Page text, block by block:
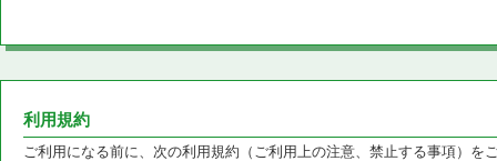
利用規約
ご利用になる前に、次の利用規約（ご利用上の注意、禁止する事項）を